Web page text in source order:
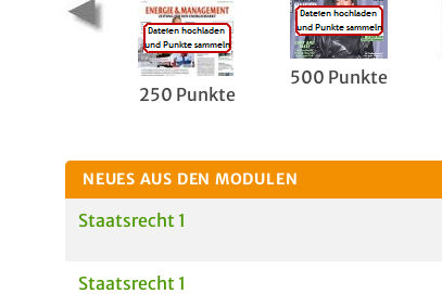
250 Punkte
500 Punkte
NEUES AUS DEN MODULEN
Staatsrecht 1
Staatsrecht 1